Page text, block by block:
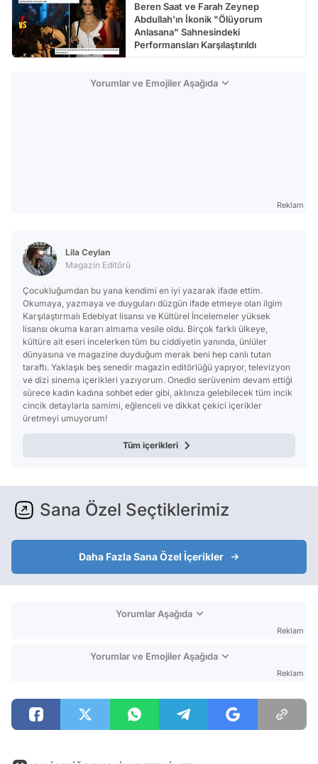
Beren Saat ve Farah Zeynep
Abdullah'ın İkonik "Ölüyorum
Anlasana" Sahnesindeki
Performansları Karşılaştırıldı
Yorumlar ve Emojiler Aşağıda
Reklam
Lila Ceylan
Magazin Editörü
Çocukluğumdan bu yana kendimi en iyi yazarak ifade ettim.
Okumaya, yazmaya ve duyguları düzgün ifade etmeye olan ilgim
Karşılaştırmalı Edebiyat lisansı ve Kültürel İncelemeler yüksek
lisansı okuma kararı almama vesile oldu. Birçok farklı ülkeye,
kültüre ait eseri incelerken tüm bu ciddiyetin yanında, ünlüler
dünyasına ve magazine duyduğum merak beni hep canlı tutan
taraftı. Yaklaşık beş senedir magazin editörlüğü yapıyor, televizyon
ve dizi sinema içerikleri yazıyorum. Onedio serüvenim devam ettiği
sürece kadın kadına sohbet eder gibi, aklınıza gelebilecek tüm incik
cincik detaylarla samimi, eğlenceli ve dikkat çekici içerikler
üretmeyi umuyorum!
Tüm içerikleri
Sana Özel Seçtiklerimiz
Daha Fazla Sana Özel İçerikler
Yorumlar Aşağıda
Reklam
Yorumlar ve Emojiler Aşağıda
Reklam